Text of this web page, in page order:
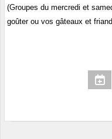
(Groupes du mercredi et
goûter ou vos gâteaux et